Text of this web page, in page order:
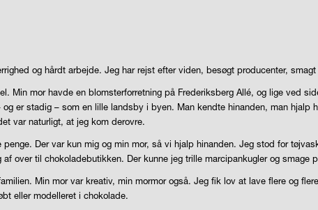
og hårdt arbejde. Jeg har rejst efter viden, besøgt producenter,
Min mor havde en blomsterforretning på Frederiksberg Allé, og lige ved
er stadig – som en lille landsby i byen. Man kendte hinanden, man hjalp
var naturligt, at jeg kom derovre.
Der var kun mig og min mor, så vi hjalp hinanden. Jeg stod for
over til chokoladebutikken. Der kunne jeg trille marcipankugler og smage
Min mor var kreativ, min mormor også. Jeg fik lov at lave flere og
eller modelleret i chokolade.